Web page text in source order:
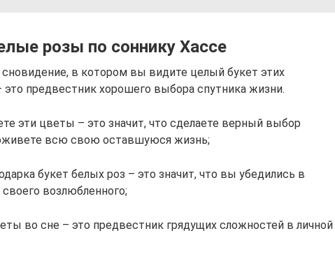
розы по соннику Хассе
в котором вы видите целый букет этих
предвестник хорошего выбора спутника жизни.
эти цветы – это значит, что сделаете верный выбор
всю свою оставшуюся жизнь;
букет белых роз – это значит, что вы убедились в
возлюбленного;
во сне – это предвестник грядущих сложностей в личной